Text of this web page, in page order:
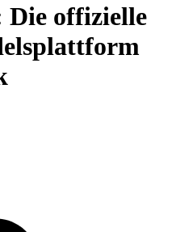
Die offizielle